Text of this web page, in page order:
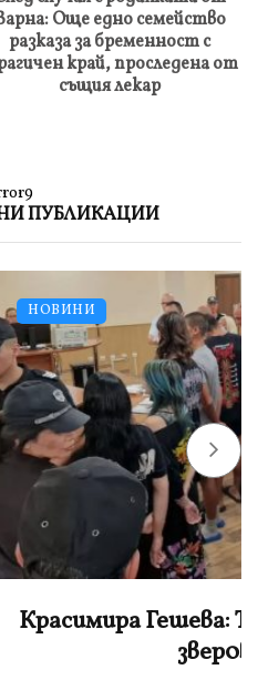
Още едно семейство
разказа за бременност с
край, проследена от
същия лекар
ПУБЛИКАЦИИ
Това не са деца, а